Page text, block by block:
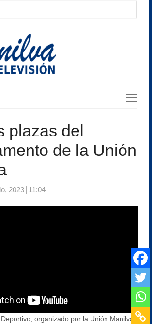
plazas del
de la Unión
2023 11:04
organizado por la Unión Manilva